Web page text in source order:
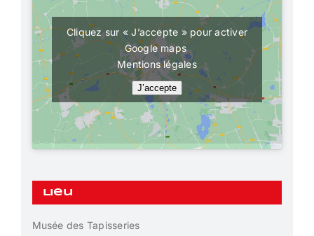
Lieu
Musée des Tapisseries
Cliquez sur « J’accepte » pour activer
Google maps
Mentions légales
J’accepte